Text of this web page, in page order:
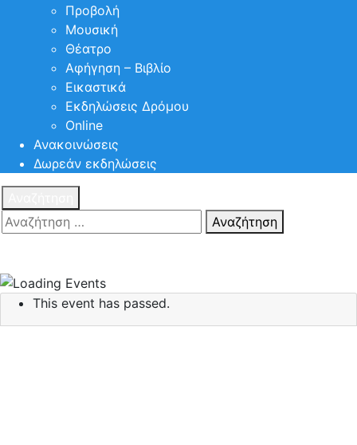
Προβολή
Μουσική
Θέατρο
Αφήγηση – Βιβλίο
Εικαστικά
Εκδηλώσεις Δρόμου
Online
Ανακοινώσεις
Δωρεάν εκδηλώσεις
Αναζήτηση
This event has passed.